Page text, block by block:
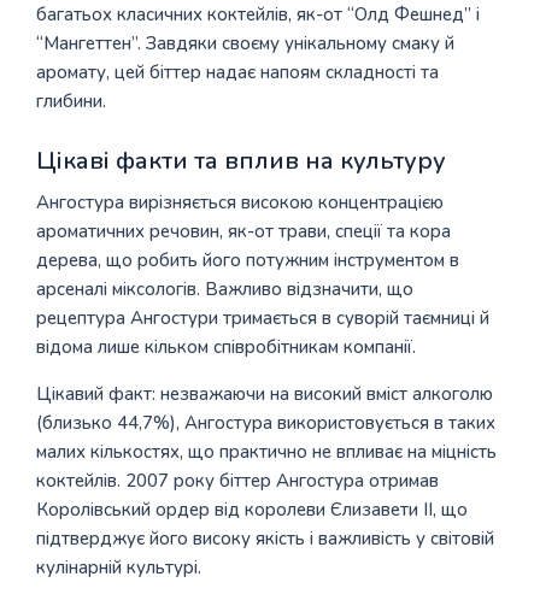
багатьох класичних коктейлів, як-от “Олд Фешнед” і
“Мангеттен”. Завдяки своєму унікальному смаку й
аромату, цей біттер надає напоям складності та
глибини.
Цікаві факти та вплив на культуру
Ангостура вирізняється високою концентрацією
ароматичних речовин, як-от трави, спеції та кора
дерева, що робить його потужним інструментом в
арсеналі міксологів. Важливо відзначити, що
рецептура Ангостури тримається в суворій таємниці й
відома лише кільком співробітникам компанії.
Цікавий факт: незважаючи на високий вміст алкоголю
(близько 44,7%), Ангостура використовується в таких
малих кількостях, що практично не впливає на міцність
коктейлів. 2007 року біттер Ангостура отримав
Королівський ордер від королеви Єлизавети II, що
підтверджує його високу якість і важливість у світовій
кулінарній культурі.